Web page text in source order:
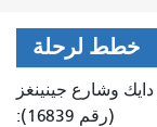
خطط لرحلة
وشارع جينينغز
(رقم 16839):